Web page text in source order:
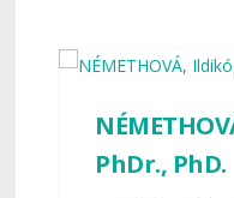
PhDr., PhD.